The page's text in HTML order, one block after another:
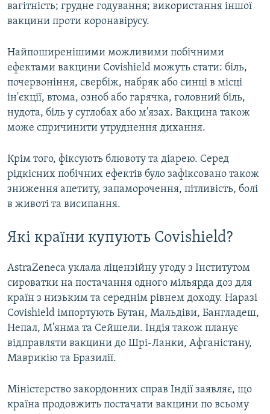
вагітність; грудне годування; використання іншої
вакцини проти коронавірусу.
Найпоширенішими можливими побічними
ефектами вакцини Covishield можуть стати: біль,
почервоніння, свербіж, набряк або синці в місці
ін'єкції, втома, озноб або гарячка, головний біль,
нудота, біль у суглобах або м'язах. Вакцина також
може спричинити утруднення дихання.
Крім того, фіксують блювоту та діарею. Серед
рідкісних побічних ефектів було зафіксовано також
зниження апетиту, запаморочення, пітливість, болі
в животі та висипання.
Які країни купують Covishield?
AstraZeneca уклала ліцензійну угоду з Інститутом
сироватки на постачання одного мільярда доз для
країн з низьким та середнім рівнем доходу. Наразі
Covishield імпортують Бутан, Мальдіви, Бангладеш,
Непал, М'янма та Сейшели. Індія також планує
відправляти вакцини до Шрі-Ланки, Афганістану,
Маврикію та Бразилії.
Міністерство закордонних справ Індії заявляє, що
країна продовжить постачати вакцини по всьому